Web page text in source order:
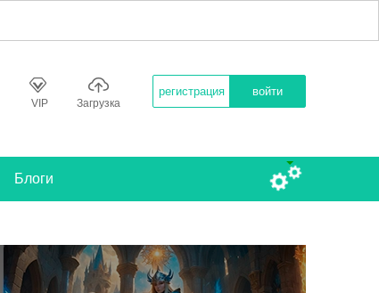
VIP Загрузка
регистрация войти
Блоги